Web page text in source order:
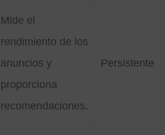
Mide el
rendimiento de los
anuncios y
proporciona
recomendaciones.
Persistente